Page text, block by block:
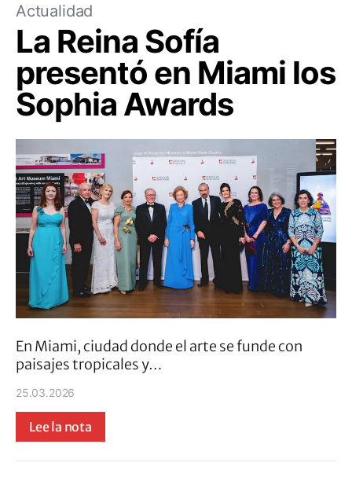
Actualidad
La Reina Sofía
presentó en Miami los
Sophia Awards
En Miami, ciudad donde el arte se funde con
paisajes tropicales y…
25.03.2026
Lee la nota